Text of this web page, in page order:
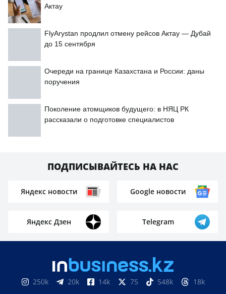
Актау
FlyArystan продлил отмену рейсов Актау — Дубай
до 15 сентября
Очереди на границе Казахстана и России: даны
поручения
Поколение атомщиков будущего: в НЯЦ РК
рассказали о подготовке специалистов
ПОДПИСЫВАЙТЕСЬ НА НАС
Яндекс новости Google новости
Яндекс Дзен Telegram
250k 20k 14k 75 548k 18k